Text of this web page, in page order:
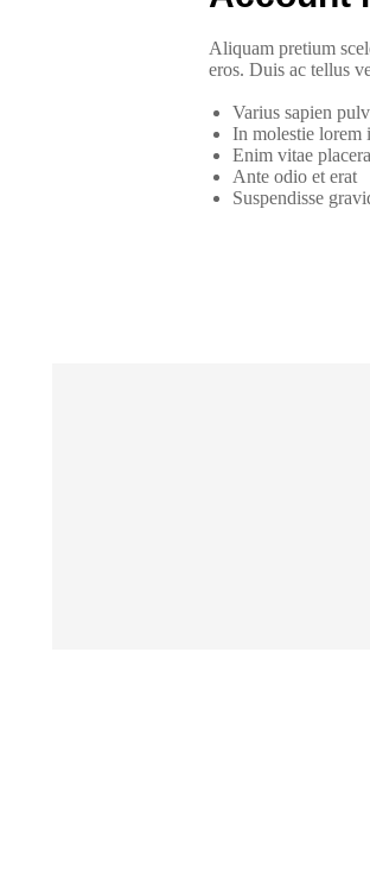
Aliquam pretium
eros. Duis ac tellus
Varius sapien
In molestie lorem
Enim vitae
Ante odio et erat
Suspendisse